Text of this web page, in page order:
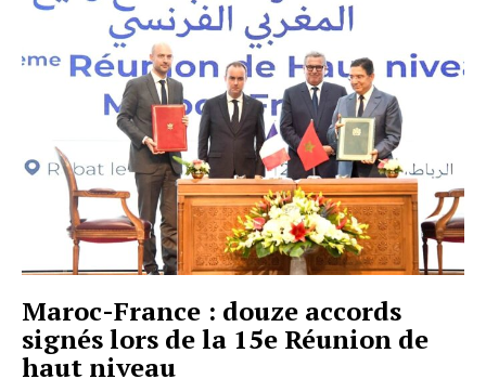
Maroc-France : douze accords
signés lors de la 15e Réunion de
haut niveau